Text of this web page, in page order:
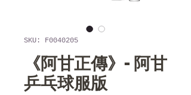
SKU: F0040205
《阿甘正傳》- 阿甘
乒乓球服版